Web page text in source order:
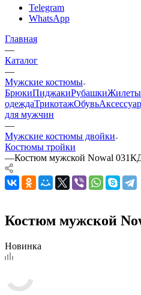
Telegram
WhatsApp
Главная
—
Каталог
—
Мужские костюмы
БрюкиПиджакиРубашкиЖилеты
одеждаТрикотажОбувь
для мужчин
—
Мужские костюмы двойки
Костюмы тройки
—Костюм мужской Nowal
Костюм мужской
Новинка